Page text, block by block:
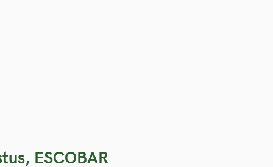
ESCOBAR